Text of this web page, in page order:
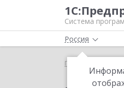
Система
Россия
Главная